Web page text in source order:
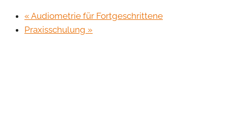
« Audiometrie für Fortgeschrittene
Praxisschulung »